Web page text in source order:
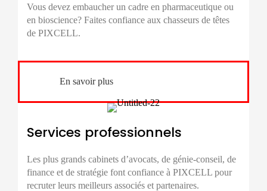
Vous devez embaucher un cadre en pharmaceutique ou
en bioscience? Faites confiance aux chasseurs de têtes
de PIXCELL.
En savoir plus
Services professionnels
Les plus grands cabinets d’avocats, de génie-conseil, de
finance et de stratégie font confiance à PIXCELL pour
recruter leurs meilleurs associés et partenaires.